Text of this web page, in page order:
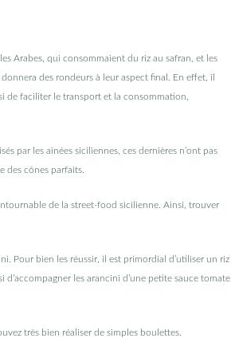
Arabes, qui consommaient du riz au safran, et les
des rondeurs à leur aspect final. En effet, il
de faciliter le transport et la consommation,
par les aînées siciliennes, ces dernières n’ont pas
des cônes parfaits.
de la street-food sicilienne. Ainsi, trouver
Pour bien les réussir, il est primordial d’utiliser un riz
les arancini d’une petite sauce tomate
très bien réaliser de simples boulettes.